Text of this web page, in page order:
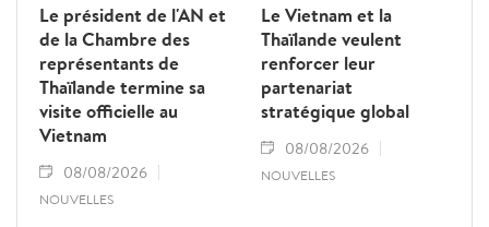
Le président de l'AN et
de la Chambre des
représentants de
Thaïlande termine sa
visite officielle au
Vietnam
08/08/2026
NOUVELLES
Le Vietnam et la
Thaïlande veulent
renforcer leur
partenariat
stratégique global
08/08/2026
NOUVELLES